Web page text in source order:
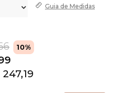
Guia de Medidas
10%
247,19